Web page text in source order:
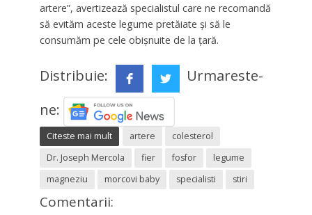
artere”, avertizează specialistul care ne recomandă
să evităm aceste legume pretăiate și să le
consumăm pe cele obișnuite de la țară.
Distribuie:
Urmareste-
ne:
Citeste mai mult artere
colesterol
Dr. Joseph Mercola
fier fosfor
legume
magneziu
morcovi baby specialisti stiri
Comentarii: